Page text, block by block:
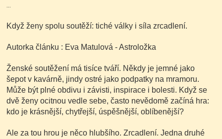
…
Když ženy spolu soutěží: tiché války i síla zrcadlení.
Autorka článku : Eva Matulová - Astroložka
Ženské soutěžení má tisíce tváří. Někdy je jemné jako
šepot v kavárně, jindy ostré jako podpatky na mramoru.
Může být plné obdivu i závisti, inspirace i bolesti. Když se
dvě ženy ocitnou vedle sebe, často nevědomě začíná hra:
kdo je krásnější, chytřejší, úspěšnější, oblíbenější?
Ale za tou hrou je něco hlubšího. Zrcadlení. Jedna druhé